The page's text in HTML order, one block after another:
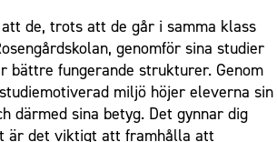
de, trots att de går i samma klass
genomför sina studier
bättre fungerande strukturer. Genom
miljö höjer eleverna sin
därmed sina betyg. Det gynnar dig
är det viktigt att framhålla att